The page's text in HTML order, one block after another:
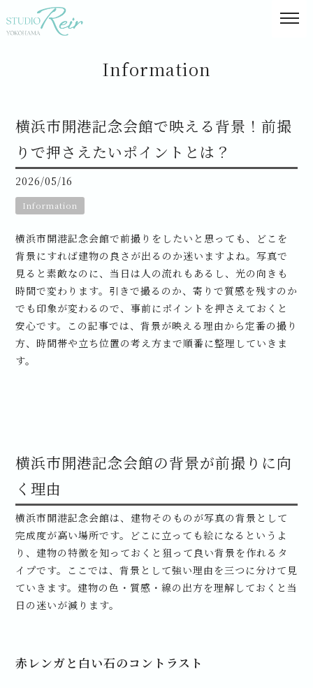
Information
横浜市開港記念会館で映える背景！前撮
りで押さえたいポイントとは？
2026/05/16
Information
横浜市開港記念会館で前撮りをしたいと思っても、どこを
背景にすれば建物の良さが出るのか迷いますよね。写真で
見ると素敵なのに、当日は人の流れもあるし、光の向きも
時間で変わります。引きで撮るのか、寄りで質感を残すのか
でも印象が変わるので、事前にポイントを押さえておくと
安心です。この記事では、背景が映える理由から定番の撮り
方、時間帯や立ち位置の考え方まで順番に整理していきま
す。
横浜市開港記念会館の背景が前撮りに向
く理由
横浜市開港記念会館は、建物そのものが写真の背景として
完成度が高い場所です。どこに立っても絵になるというよ
り、建物の特徴を知っておくと狙って良い背景を作れるタ
イプです。ここでは、背景として強い理由を三つに分けて見
ていきます。建物の色・質感・線の出方を理解しておくと当
日の迷いが減ります。
赤レンガと白い石のコントラスト